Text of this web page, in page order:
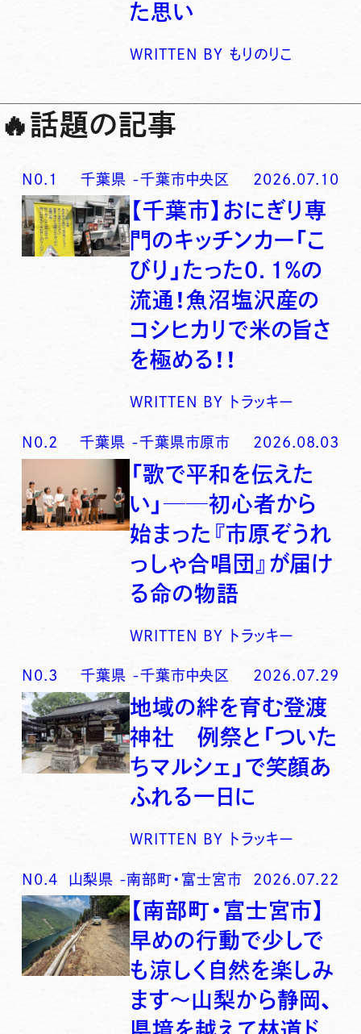
た思い
WRITTEN BY もりのりこ
🔥話題の記事
N0. 1 千葉県 -千葉市中央区 2026.07.10
【千葉市】おにぎり専
門のキッチンカー「こ
びり」たった0．1％の
流通！魚沼塩沢産の
コシヒカリで米の旨さ
を極める！！
WRITTEN BY トラッキー
N0. 2 千葉県 -千葉県市原市 2026.08.03
「歌で平和を伝えた
い」──初心者から
始まった『市原ぞうれ
っしゃ合唱団』が届け
る命の物語
WRITTEN BY トラッキー
N0. 3 千葉県 -千葉市中央区 2026.07.29
地域の絆を育む登渡
神社 例祭と「ついた
ちマルシェ」で笑顔あ
ふれる一日に
WRITTEN BY トラッキー
N0.4 山梨県 -南部町・富士宮市 2026.07.22
【南部町・富士宮市】
早めの行動で少しで
も涼しく自然を楽しみ
ます〜山梨から静岡、